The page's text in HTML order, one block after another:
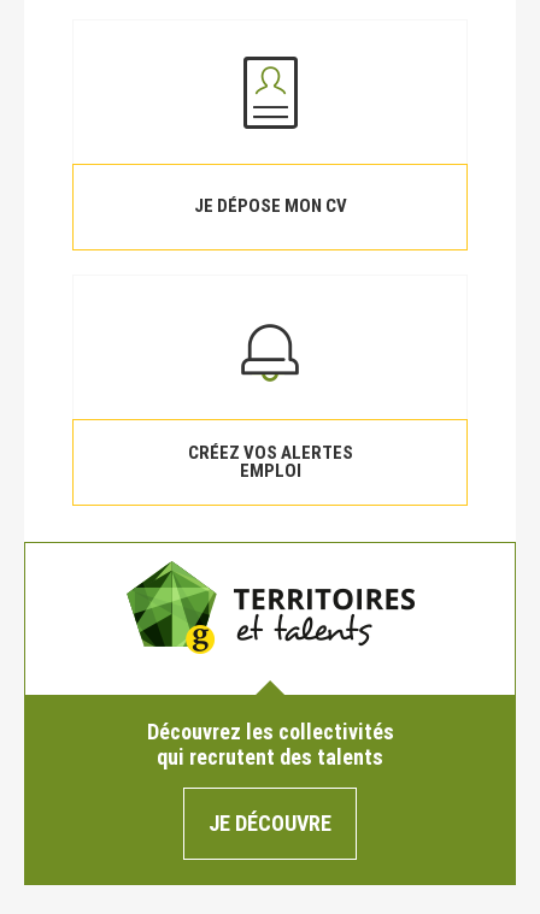
JE DÉPOSE MON CV
CRÉEZ VOS ALERTES
EMPLOI
Découvrez les collectivités
qui recrutent des talents
JE DÉCOUVRE